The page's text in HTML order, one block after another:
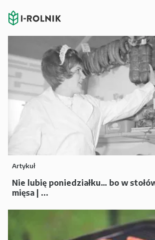
Artykuł
Nie lubię poniedziałku… bo w
mięsa | ...